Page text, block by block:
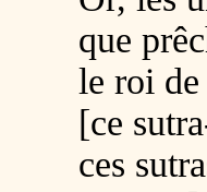
que
le roi
[ce
ces